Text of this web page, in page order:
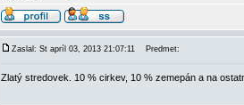
Zaslal: St apríl 03, 2013 21:07:11 Predmet:
Zlatý stredovek. 10 % cirkev, 10 % zemepán a na